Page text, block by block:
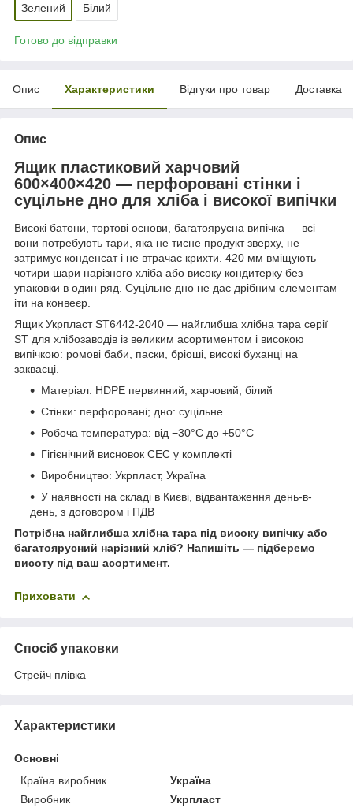
Зелений Білий
Готово до відправки
Опис Характеристики Відгуки про товар Доставка
Опис
Ящик пластиковий харчовий
600×400×420 — перфоровані стінки і
суцільне дно для хліба і високої випічки
Високі батони, тортові основи, багатоярусна випічка — всі
вони потребують тари, яка не тисне продукт зверху, не
затримує конденсат і не втрачає крихти. 420 мм вміщують
чотири шари нарізного хліба або високу кондитерку без
упаковки в один ряд. Суцільне дно не дає дрібним елементам
іти на конвеєр.
Ящик Укрпласт ST6442-2040 — найглибша хлібна тара серії
ST для хлібозаводів із великим асортиментом і високою
випічкою: ромові баби, паски, бріоші, високі буханці на
заквасці.
Матеріал: HDPE первинний, харчовий, білий
Стінки: перфоровані; дно: суцільне
Робоча температура: від −30°C до +50°C
Гігієнічний висновок СЕС у комплекті
Виробництво: Укрпласт, Україна
У наявності на складі в Києві, відвантаження день-в-
день, з договором і ПДВ
Потрібна найглибша хлібна тара під високу випічку або
багатоярусний нарізний хліб? Напишіть — підберемо
висоту під ваш асортимент.
Приховати
Спосіб упаковки
Стрейч плівка
Характеристики
Основні
Країна виробник
Україна
Виробник
Укрпласт